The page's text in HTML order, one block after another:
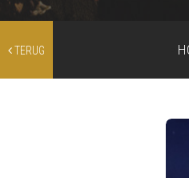
TERUG